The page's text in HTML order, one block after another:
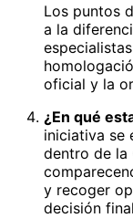
Los puntos
a la
oficial y la
¿En qué
iniciativa se
dentro de la
y recoger
decisión